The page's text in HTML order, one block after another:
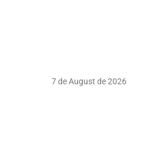
7 de August de 2026